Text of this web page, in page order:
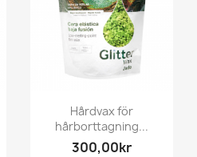
Hårdvax för
hårborttagning...
300,00kr